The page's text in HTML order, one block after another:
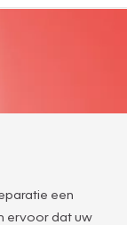
een
ervoor dat uw